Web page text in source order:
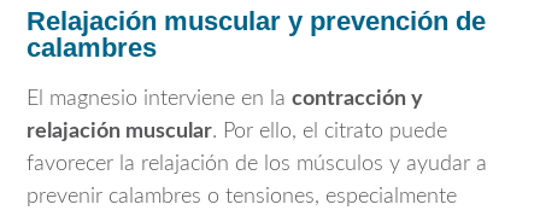
Relajación muscular y prevención de
calambres
El magnesio interviene en la contracción y
relajación muscular. Por ello, el citrato puede
favorecer la relajación de los músculos y ayudar a
prevenir calambres o tensiones, especialmente